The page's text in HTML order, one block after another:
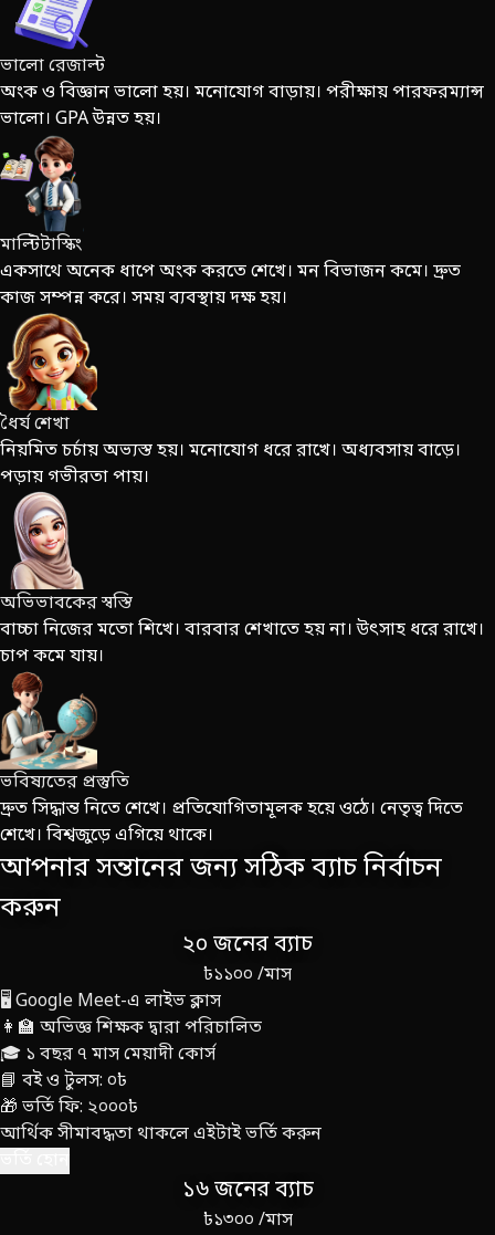
ভালো রেজাল্ট
অংক ও বিজ্ঞান ভালো হয়। মনোযোগ বাড়ায়। পরীক্ষায় পারফরম্যান্স
ভালো। GPA উন্নত হয়।
মাল্টিটাস্কিং
একসাথে অনেক ধাপে অংক করতে শেখে। মন বিভাজন কমে। দ্রুত
কাজ সম্পন্ন করে। সময় ব্যবস্থায় দক্ষ হয়।
ধৈর্য শেখা
নিয়মিত চর্চায় অভ্যস্ত হয়। মনোযোগ ধরে রাখে। অধ্যবসায় বাড়ে।
পড়ায় গভীরতা পায়।
অভিভাবকের স্বস্তি
বাচ্চা নিজের মতো শিখে। বারবার শেখাতে হয় না। উৎসাহ ধরে রাখে।
চাপ কমে যায়।
ভবিষ্যতের প্রস্তুতি
দ্রুত সিদ্ধান্ত নিতে শেখে। প্রতিযোগিতামূলক হয়ে ওঠে। নেতৃত্ব দিতে
শেখে। বিশ্বজুড়ে এগিয়ে থাকে।
আপনার সন্তানের জন্য সঠিক ব্যাচ নির্বাচন
করুন
২০ জনের ব্যাচ
৳১১০০ /মাস
🖥️ Google Meet-এ লাইভ ক্লাস
👩‍🏫 অভিজ্ঞ শিক্ষক দ্বারা পরিচালিত
🎓 ১ বছর ৭ মাস মেয়াদী কোর্স
📘 বই ও টুলস: ০৳
🎁 ভর্তি ফি: ২০০০৳
আর্থিক সীমাবদ্ধতা থাকলে এইটাই ভর্তি করুন
১৬ জনের ব্যাচ
৳১৩০০ /মাস